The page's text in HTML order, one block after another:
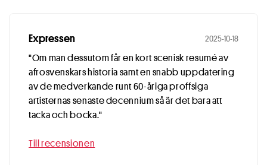
Expressen 2025-10-18
"Om man dessutom får en kort scenisk resumé av
afrosvenskars historia samt en snabb uppdatering
av de medverkande runt 60-åriga proffsiga
artisternas senaste decennium så är det bara att
tacka och bocka."
Till recensionen